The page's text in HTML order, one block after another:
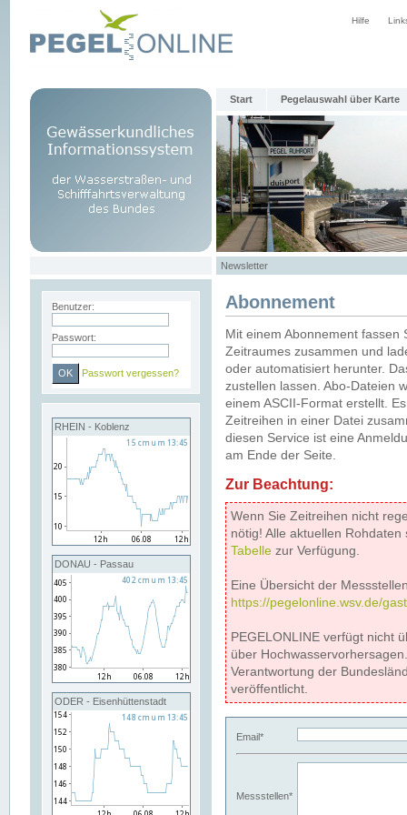
Hilfe
Start Pegelauswahl über Karte
Newsletter
Benutzer:
Passwort:
Passwort vergessen?
RHEIN - Koblenz
DONAU - Passau
ODER - Eisenhüttenstadt
Abonnement
Mit einem Abonnement
Zeitraumes zusammen und
oder automatisiert herunter.
zustellen lassen. Abo-Dateien
einem ASCII-Format erstellt.
Zeitreihen in einer Datei
diesen Service ist eine
am Ende der Seite.
Zur Beachtung:
Wenn Sie Zeitreihen nicht
nötig! Alle aktuellen
Tabelle zur Verfügung.
Eine Übersicht der
https://pegelonline.wsv.de/
PEGELONLINE verfügt nicht
über
Verantwortung der
veröffentlicht.
Email*
Messstellen*